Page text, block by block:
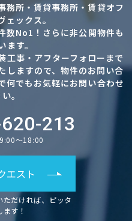
務所・賃貸事務所・賃貸オフ
ェックス。
数No1！さらに非公開物件も
ます。
工事・アフターフォローまで
しますので、物件のお問い合
何でもお気軽にお問い合わせ
。
213
～18:00
エスト
ただければ、ピッタ
す！